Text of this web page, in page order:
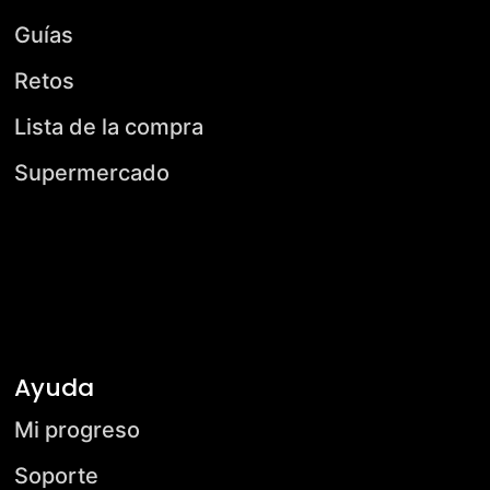
Guías
Retos
Lista de la compra
Supermercado
Ayuda
Mi progreso
Soporte